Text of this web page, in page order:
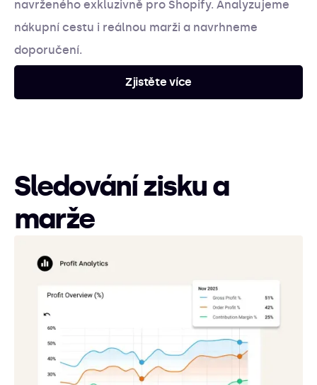
navrženého exkluzivně pro Shopify. Analyzujeme
nákupní cestu i reálnou marži a navrhneme
doporučení.
Zjistěte více
Sledování zisku a
marže